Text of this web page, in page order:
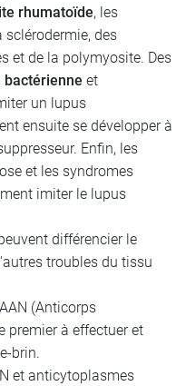
rhumatoïde, les
des
et de la polymyosite. Des
et
un lupus
ensuite se développer à
Enfin, les
et les syndromes
imiter le lupus
différencier le
troubles du tissu
(Anticorps
premier à effectuer et
brin.
et anticytoplasmes